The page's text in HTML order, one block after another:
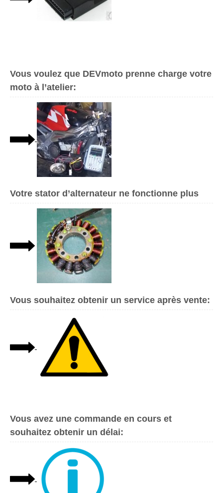
Vous voulez que DEVmoto prenne charge votre
moto à l’atelier:
Votre stator d’alternateur ne fonctionne plus
Vous souhaitez obtenir un service après vente:
Vous avez une commande en cours et
souhaitez obtenir un délai: